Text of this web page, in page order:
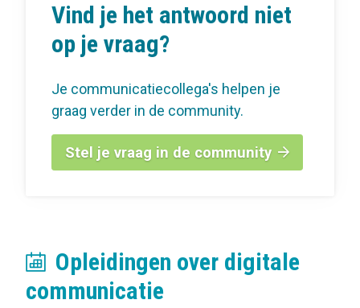
Vind je het antwoord niet
op je vraag?
Je communicatiecollega's helpen je
graag verder in de community.
Stel je vraag in de community
Opleidingen over digitale
communicatie